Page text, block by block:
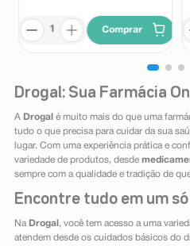
Comprar
Drogal: Sua Farmácia
A Drogal é muito mais do que uma
tudo o que precisa para cuidar da sua
lugar. Com uma experiência prática e
variedade de produtos, desde
sempre com a qualidade e tradição de
Encontre tudo em um
Na Drogal , você tem acesso a uma
atendem desde os cuidados básicos do